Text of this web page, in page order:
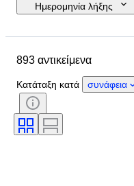
Ημερομηνία λήξης
Country of origin
Εποχή
Μοτίβο
893 αντικείμενα
Κατάταξη κατά συνάφεια